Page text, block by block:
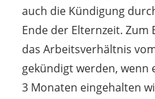
auch die Kündigung
Ende der Elternzeit. Zum
das Arbeitsverhältnis
gekündigt werden, wenn
3 Monaten eingehalten